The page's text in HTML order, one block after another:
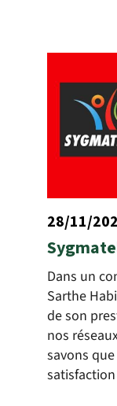
28/11/
Dans un
Sarthe
de son
nos
savons